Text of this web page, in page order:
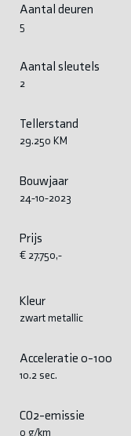
Aantal deuren
5
Aantal sleutels
2
Tellerstand
29.250 KM
Bouwjaar
24-10-2023
Prijs
€ 27.750,-
Kleur
zwart metallic
Acceleratie 0-100
10.2 sec.
CO2-emissie
0 g/km